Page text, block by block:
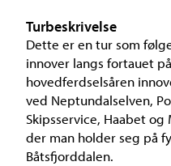
Turbeskrivelse
Dette er en tur som
innover langs fortauet
hovedferdselsåren
ved Neptundalselven,
Skipsservice, Haabet
der man holder seg på
Båtsfjorddalen.